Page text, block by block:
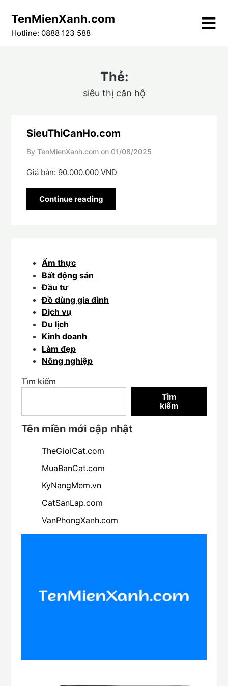
content
TenMienXanh.com
Hotline: 0888 123 588
Thẻ:
siêu thị căn hộ
SieuThiCanHo.com
By TenMienXanh.com on 01/08/2025
Giá bán: 90.000.000 VND
Continue reading
Ẩm thực
Bất động sản
Đầu tư
Đồ dùng gia đình
Dịch vụ
Du lịch
Kinh doanh
Làm đẹp
Nông nghiệp
Tìm kiếm
Tìm
kiếm
Tên miền mới cập nhật
TheGioiCat.com
MuaBanCat.com
KyNangMem.vn
CatSanLap.com
VanPhongXanh.com